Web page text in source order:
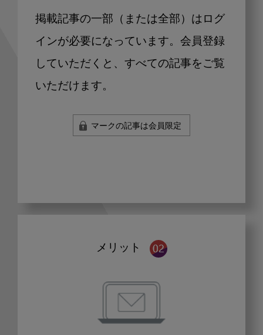
掲載記事の一部（または全部）はログ
インが必要になっています。会員登録
していただくと、すべての記事をご覧
いただけます。
マークの記事は会員限定
メリット